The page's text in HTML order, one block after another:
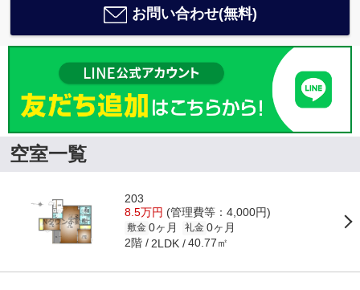
お問い合わせ(無料)
空室一覧
203
8.5万円 (管理費等：4,000円)
敷金 0ヶ月 礼金 0ヶ月
2階 2LDK 40.77㎡